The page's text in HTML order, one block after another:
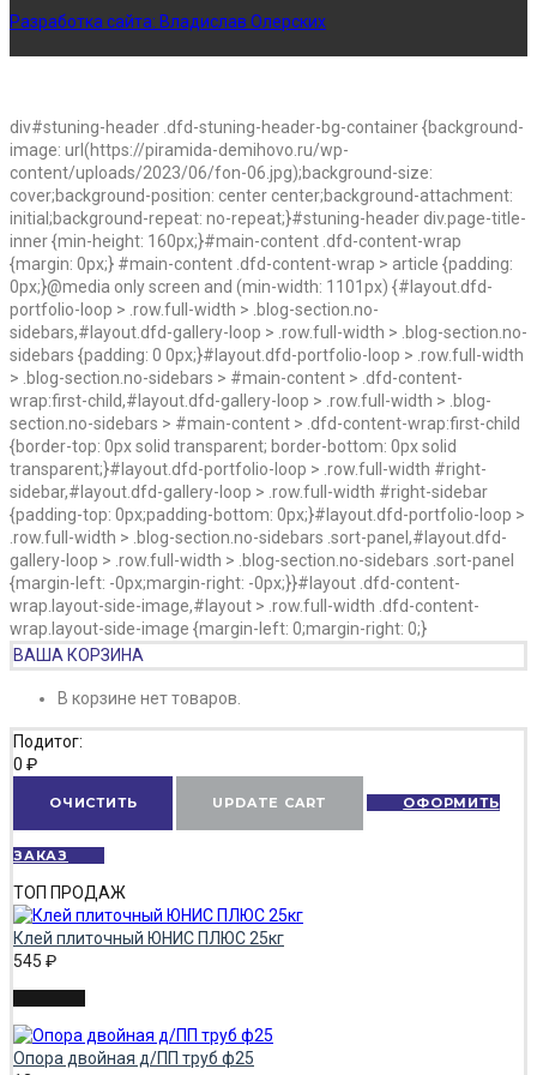
Разработка сайта: Владислав Олерских
div#stuning-header .dfd-stuning-header-bg-container {background-
image: url(https://piramida-demihovo.ru/wp-
content/uploads/2023/06/fon-06.jpg);background-size:
cover;background-position: center center;background-attachment:
initial;background-repeat: no-repeat;}#stuning-header div.page-title-
inner {min-height: 160px;}#main-content .dfd-content-wrap
{margin: 0px;} #main-content .dfd-content-wrap > article {padding:
0px;}@media only screen and (min-width: 1101px) {#layout.dfd-
portfolio-loop > .row.full-width > .blog-section.no-
sidebars,#layout.dfd-gallery-loop > .row.full-width > .blog-section.no-
sidebars {padding: 0 0px;}#layout.dfd-portfolio-loop > .row.full-width
> .blog-section.no-sidebars > #main-content > .dfd-content-
wrap:first-child,#layout.dfd-gallery-loop > .row.full-width > .blog-
section.no-sidebars > #main-content > .dfd-content-wrap:first-child
{border-top: 0px solid transparent; border-bottom: 0px solid
transparent;}#layout.dfd-portfolio-loop > .row.full-width #right-
sidebar,#layout.dfd-gallery-loop > .row.full-width #right-sidebar
{padding-top: 0px;padding-bottom: 0px;}#layout.dfd-portfolio-loop >
.row.full-width > .blog-section.no-sidebars .sort-panel,#layout.dfd-
gallery-loop > .row.full-width > .blog-section.no-sidebars .sort-panel
{margin-left: -0px;margin-right: -0px;}}#layout .dfd-content-
wrap.layout-side-image,#layout > .row.full-width .dfd-content-
wrap.layout-side-image {margin-left: 0;margin-right: 0;}
ВАША КОРЗИНА
В корзине нет товаров.
Подитог:
0 ₽
ОЧИСТИТЬ UPDATE CART ОФОРМИТЬ
ЗАКАЗ
ТОП ПРОДАЖ
Клей плиточный ЮНИС ПЛЮС 25кг
545 ₽
Опора двойная д/ПП труб ф25